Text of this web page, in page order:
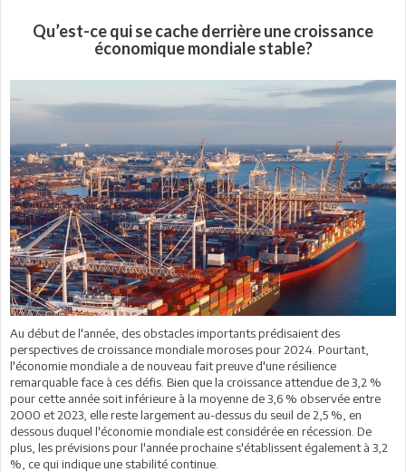
Qu’est-ce qui se cache derrière une croissance
économique mondiale stable?
Au début de l'année, des obstacles importants prédisaient des
perspectives de croissance mondiale moroses pour 2024. Pourtant,
l'économie mondiale a de nouveau fait preuve d'une résilience
remarquable face à ces défis. Bien que la croissance attendue de 3,2 %
pour cette année soit inférieure à la moyenne de 3,6 % observée entre
2000 et 2023, elle reste largement au-dessus du seuil de 2,5 %, en
dessous duquel l'économie mondiale est considérée en récession. De
plus, les prévisions pour l'année prochaine s'établissent également à 3,2
%, ce qui indique une stabilité continue.